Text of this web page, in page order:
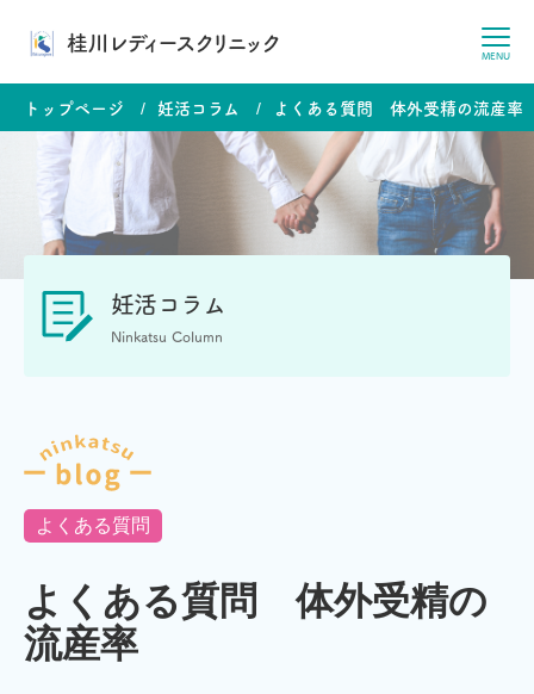
桂川レディースクリニック MENU
トップページ 妊活コラム よくある質問 体外受精の流産率
妊活コラム
Ninkatsu Column
よくある質問
よくある質問 体外受精の
流産率